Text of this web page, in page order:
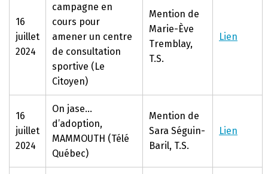
16
juillet
2024
campagne en
cours pour
amener un centre
de consultation
sportive (Le
Citoyen)
Mention de
Marie-Ève
Tremblay,
T.S.
Lien
16
juillet
2024
On jase…
d’adoption,
MAMMOUTH (Télé
Québec)
Mention de
Sara Séguin-
Baril, T.S.
Lien